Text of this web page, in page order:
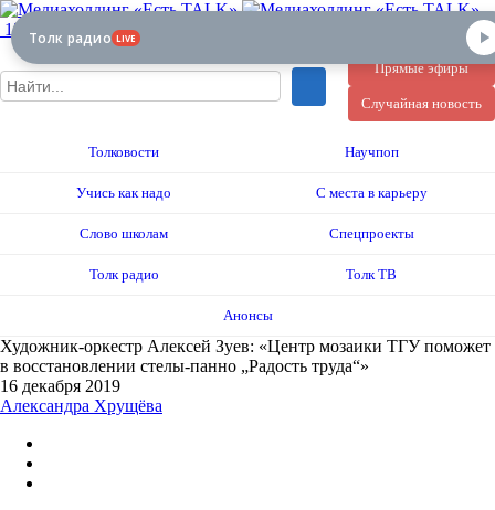
12+
Прямые эфиры
Случайная новость
Толковости Научпоп
Учись как надо С места в карьеру
Слово школам Спецпроекты
Толк радио Толк ТВ
Анонсы
Художник-оркестр Алексей Зуев: «Центр мозаики ТГУ поможет
в восстановлении стелы-панно „Радость труда“»
16 декабря 2019
Александра Хрущёва
Толк радио LIVE